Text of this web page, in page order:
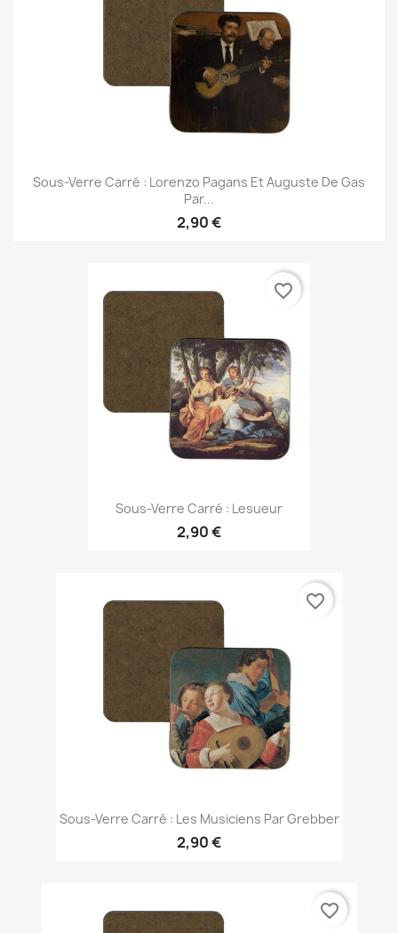
Sous-Verre Carré : Lorenzo Pagans Et Auguste De Gas
Par...
2,90 €
Sous-Verre Carré : Lesueur
2,90 €
favorite_border
Sous-Verre Carré : Les Musiciens Par Grebber
2,90 €
favorite_border
favorite_border